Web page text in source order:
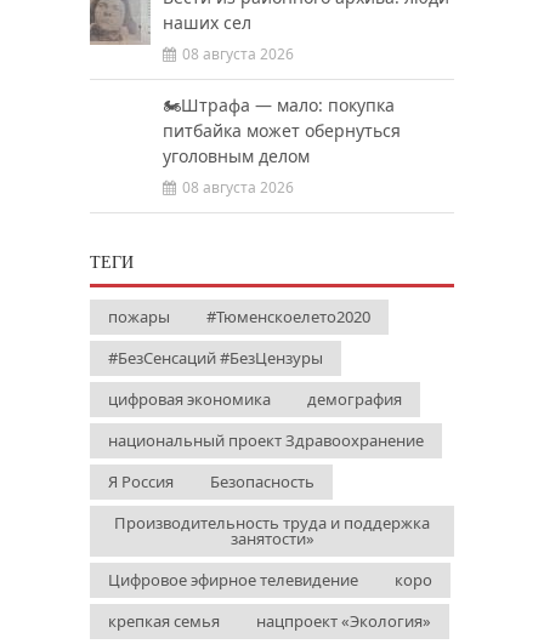
наших сел
08 августа 2026
🏍️Штрафа — мало: покупка
питбайка может обернуться
уголовным делом
08 августа 2026
ТЕГИ
пожары
#Тюменскоелето2020
#БезСенсаций #БезЦензуры
цифровая экономика
демография
национальный проект Здравоохранение
Я Россия
Безопасность
Производительность труда и поддержка
занятости»
Цифровое эфирное телевидение
коро
крепкая семья
нацпроект «Экология»